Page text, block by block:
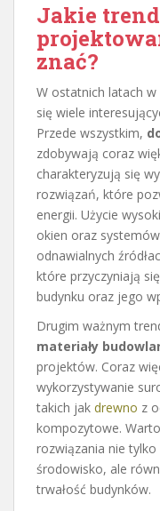
Jakie
znać?
W ostatnich latach
się wiele
Przede wszystkim,
zdobywają coraz
charakteryzują się
rozwiązań, które
energii. Użycie
okien oraz
odnawialnych
które przyczyniają
budynku oraz jego
Drugim ważnym
materiały
projektów. Coraz
wykorzystywanie
takich jak drewno z
kompozytowe.
rozwiązania nie
środowisko, ale
trwałość budynków.